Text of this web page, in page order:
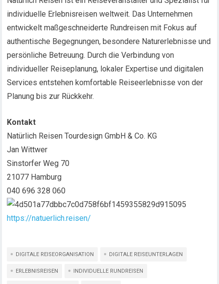
individuelle Erlebnisreisen weltweit. Das Unternehmen
entwickelt maßgeschneiderte Rundreisen mit Fokus auf
authentische Begegnungen, besondere Naturerlebnisse und
persönliche Betreuung. Durch die Verbindung von
individueller Reiseplanung, lokaler Expertise und digitalen
Services entstehen komfortable Reiseerlebnisse von der
Planung bis zur Rückkehr.
Kontakt
Natürlich Reisen Tourdesign GmbH & Co. KG
Jan Wittwer
Sinstorfer Weg 70
21077 Hamburg
040 696 328 060
https://natuerlich.reisen/
DIGITALE REISEORGANISATION DIGITALE REISEUNTERLAGEN
ERLEBNISREISEN INDIVIDUELLE RUNDREISEN